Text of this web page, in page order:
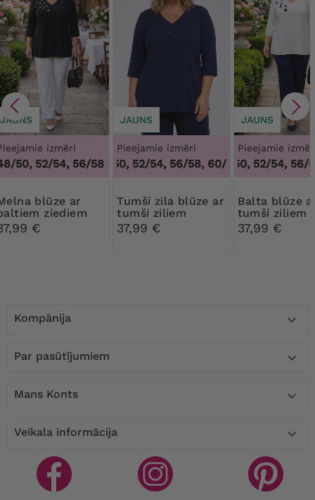
JAUNS
izmēri
50, 52/54, 56/58
ar
ziediem
€
JAUNS
Pieejamie izmēri
48/50, 52/54, 56/58, 60/62 ,48/50, 52/
Tumši zila blūze ar
tumši ziliem
ziediem
37,99 €
JAUNS
Pieejamie
48/50, 52/54, 56/
Balta blūze ar
tumši ziliem
ziediem
37,99 €
Kompānija 
Par pasūtījumiem 
Mans Konts 
Veikala informācija 